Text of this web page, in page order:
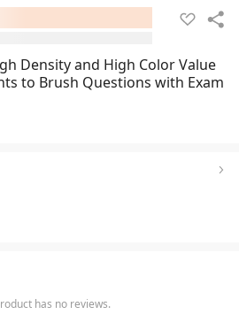
Density and High Color Value
to Brush Questions with Exam
has no reviews.